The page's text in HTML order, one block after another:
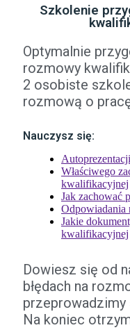
Szkolenie
Optymalnie
rozmowy
2 osobiste
rozmową o
Nauczysz się:
Autoprezentacji
Właściwego
kwalifikacyjnej
Jak zachować
Odpowiadania
Jakie
kwalifikacyjnej
Dowiesz się od
błędach na
przeprowadzimy
Na koniec